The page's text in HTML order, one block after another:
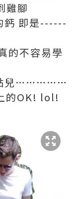
雞腳
鈣 即是------
的不容易學
點兒……………
的OK! lol!